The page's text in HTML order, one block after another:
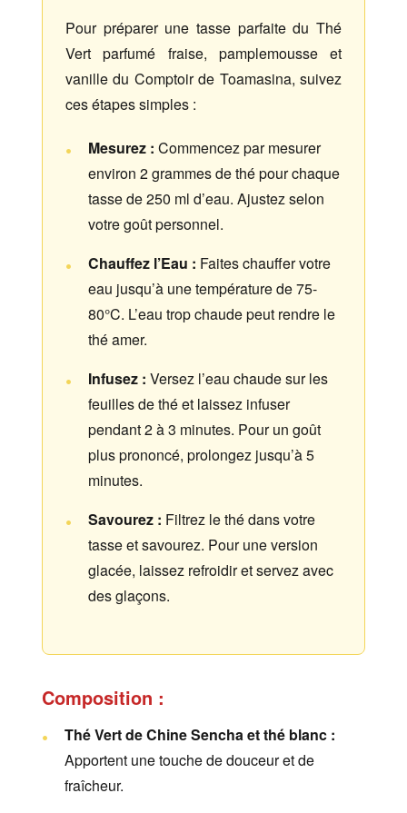
Pour préparer une tasse parfaite du Thé
Vert parfumé fraise, pamplemousse et
vanille du Comptoir de Toamasina, suivez
ces étapes simples :
Mesurez : Commencez par mesurer
environ 2 grammes de thé pour chaque
tasse de 250 ml d’eau. Ajustez selon
votre goût personnel.
Chauffez l’Eau : Faites chauffer votre
eau jusqu’à une température de 75-
80°C. L’eau trop chaude peut rendre le
thé amer.
Infusez : Versez l’eau chaude sur les
feuilles de thé et laissez infuser
pendant 2 à 3 minutes. Pour un goût
plus prononcé, prolongez jusqu’à 5
minutes.
Savourez : Filtrez le thé dans votre
tasse et savourez. Pour une version
glacée, laissez refroidir et servez avec
des glaçons.
Composition :
Thé Vert de Chine Sencha et thé blanc :
Apportent une touche de douceur et de
fraîcheur.